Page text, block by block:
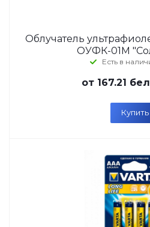
Облучатель
ОУФК-01М
Есть в
от 167.21
Купить